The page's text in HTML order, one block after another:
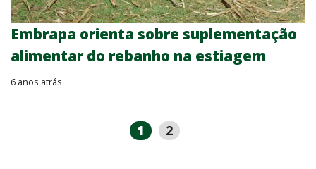
Embrapa orienta sobre suplementação
alimentar do rebanho na estiagem
6 anos atrás
1 2